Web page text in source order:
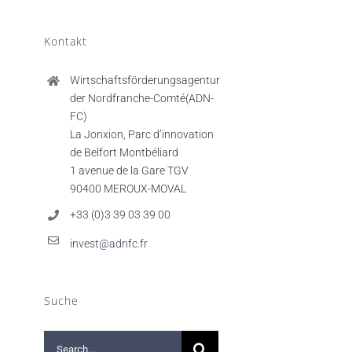
Kontakt
Wirtschaftsförderungsagentur
der Nordfranche-Comté(ADN-
FC)
La Jonxion, Parc d’innovation
de Belfort Montbéliard
1 avenue de la Gare TGV
90400 MEROUX-MOVAL
+33 (0)3 39 03 39 00
invest@adnfc.fr
Suche
Search